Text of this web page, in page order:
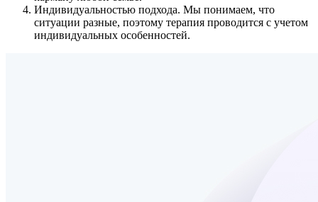
Индивидуальностью подхода. Мы понимаем, что
ситуации разные, поэтому терапия проводится с учетом
индивидуальных особенностей.